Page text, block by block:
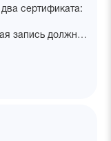
сертификата:
запись должна